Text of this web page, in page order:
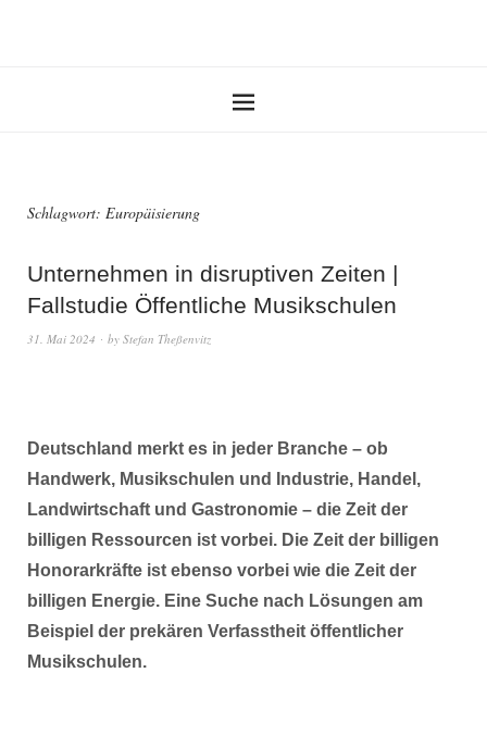
Schlagwort: Europäisierung
Unternehmen in disruptiven Zeiten |
Fallstudie Öffentliche Musikschulen
31. Mai 2024 by Stefan Theßenvitz
Deutschland merkt es in jeder Branche – ob
Handwerk, Musikschulen und Industrie, Handel,
Landwirtschaft und Gastronomie – die Zeit der
billigen Ressourcen ist vorbei. Die Zeit der billigen
Honorarkräfte ist ebenso vorbei wie die Zeit der
billigen Energie. Eine Suche nach Lösungen am
Beispiel der prekären Verfasstheit öffentlicher
Musikschulen.